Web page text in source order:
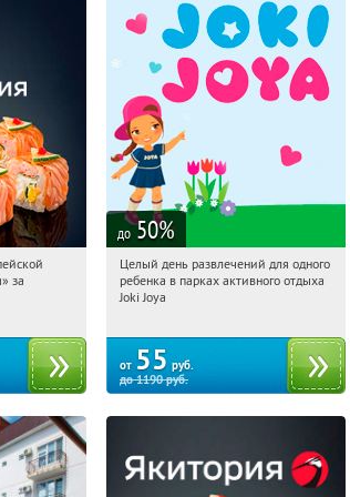
за
до 50%
12:00:21 Купили:4706
Целый день развлечений для одного
ребенка в парках активного отдыха
Joki Joya
от 55 руб.
до1190руб.